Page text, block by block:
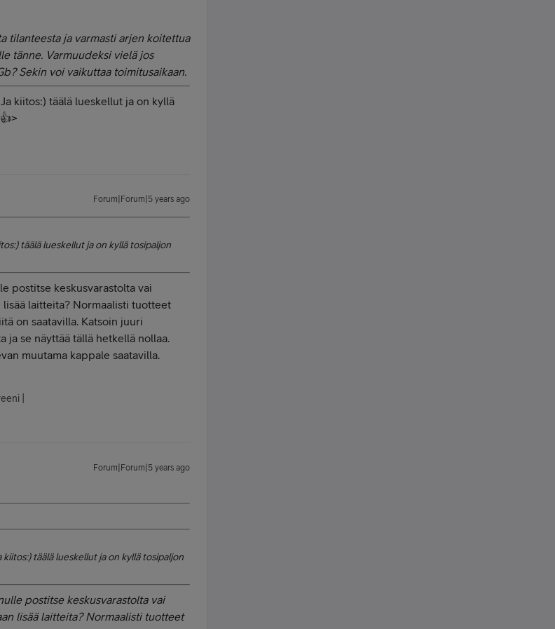
tilanteesta ja varmasti arjen koitettua
tänne. Varmuudeksi vielä jos
Sekin voi vaikuttaa toimitusaikaan.
kiitos:) täälä lueskellut ja on kyllä
Forum|Forum|5 years ago
täälä lueskellut ja on kyllä tosipaljon
postitse keskusvarastolta vai
lisää laitteita? Normaalisti tuotteet
on saatavilla. Katsoin juuri
ja se näyttää tällä hetkellä nollaa.
muutama kappale saatavilla.
|
Forum|Forum|5 years ago
kiitos:) täälä lueskellut ja on kyllä tosipaljon
postitse keskusvarastolta vai
lisää laitteita? Normaalisti tuotteet